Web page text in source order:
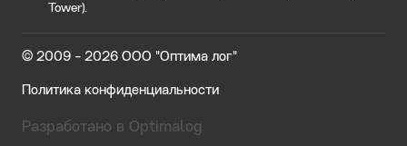
Tower).
© 2009 - 2026 ООО "Оптима лог"
Политика конфиденциальности
Разработано в Optimalog